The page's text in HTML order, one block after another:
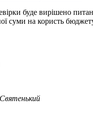
буде вирішено
суми на користь